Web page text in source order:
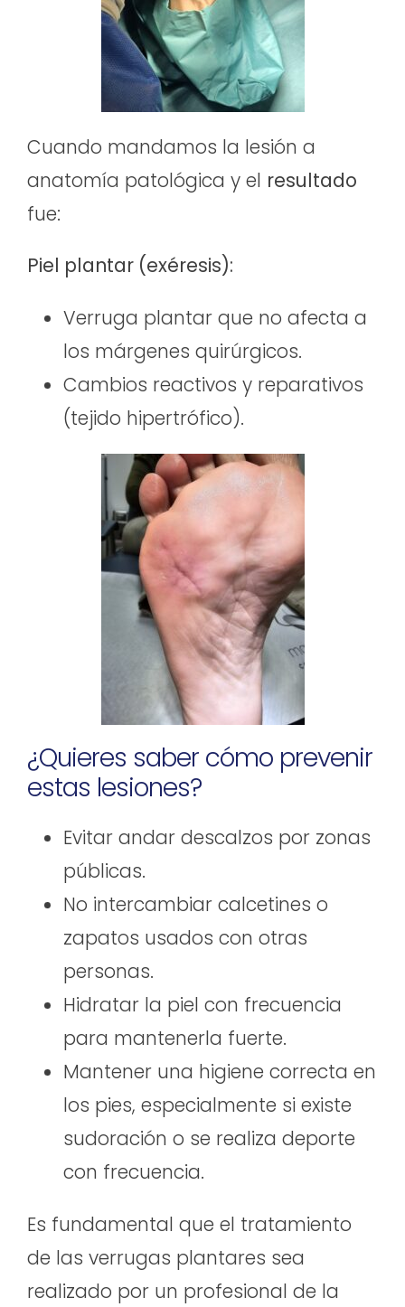
Cuando mandamos la lesión a
anatomía patológica y el resultado
fue:
Piel plantar (exéresis):
Verruga plantar que no afecta a
los márgenes quirúrgicos.
Cambios reactivos y reparativos
(tejido hipertrófico).
¿Quieres saber cómo prevenir
estas lesiones?
Evitar andar descalzos por zonas
públicas.
No intercambiar calcetines o
zapatos usados con otras
personas.
Hidratar la piel con frecuencia
para mantenerla fuerte.
Mantener una higiene correcta en
los pies, especialmente si existe
sudoración o se realiza deporte
con frecuencia.
Es fundamental que el tratamiento
de las verrugas plantares sea
realizado por un profesional de la